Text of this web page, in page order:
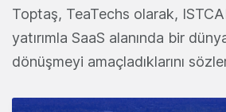
Toptaş, TeaTechs olarak,
yatırımla SaaS alanında bir
dönüşmeyi amaçladıklarını